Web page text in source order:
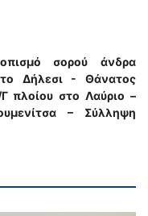
σορού άνδρα
Δήλεσι - Θάνατος
πλοίου στο Λαύριο –
– Σύλληψη